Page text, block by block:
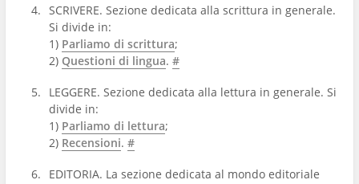
SCRIVERE. Sezione dedicata alla scrittura in generale.
Si divide in:
1) Parliamo di scrittura;
2) Questioni di lingua. #
LEGGERE. Sezione dedicata alla lettura in generale. Si
divide in:
1) Parliamo di lettura;
2) Recensioni. #
EDITORIA. La sezione dedicata al mondo editoriale